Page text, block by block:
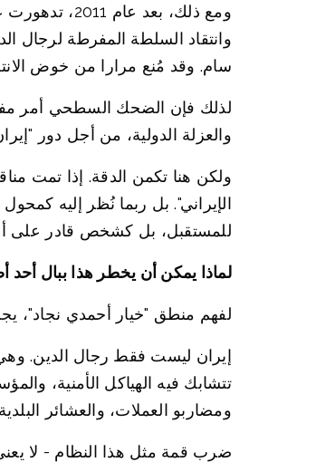
ومع ذلك،
وانتقاد السلطة المفرطة لرجال
سام. وقد مُنع مرارا من خوض الانتخابات الرئاسية، بما في
لذلك فإن الضحك السطحي أمر
والعزلة الدولية، من أجل دور
ولكن هنا تكمن الدقة. إذا تمت
الإيراني". بل ربما نُظر إليه
للمستقبل، بل كشخص قادر على أن
لماذا يمكن أن يخطر هذا ببال أحد
لفهم منطق "خيار أحمدي نجاد"،
إيران ليست فقط رجال الدين.
تتشابك فيه الهياكل الأمنية،
ومضاربو العملات، والعشائر
ضرب قمة مثل هذا النظام - لا